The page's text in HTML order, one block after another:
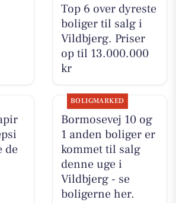
Top 6 over dyreste
boliger til salg i
Vildbjerg. Priser
op til 13.000.000
kr
de
BOLIGMARKED
Bormosevej 10 og
1 anden boliger er
kommet til salg
denne uge i
Vildbjerg - se
boligerne her.